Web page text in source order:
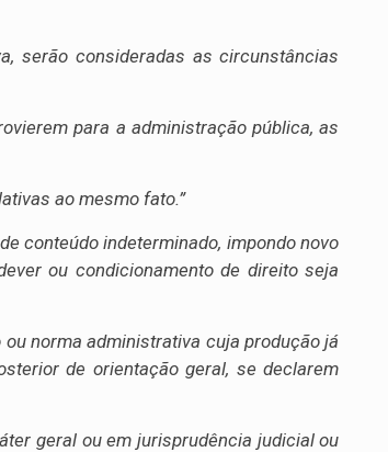
serão consideradas as circunstâncias
para a administração pública, as
ao mesmo fato.”
conteúdo indeterminado, impondo novo
ou condicionamento de direito seja
norma administrativa cuja produção já
de orientação geral, se declarem
geral ou em jurisprudência judicial ou